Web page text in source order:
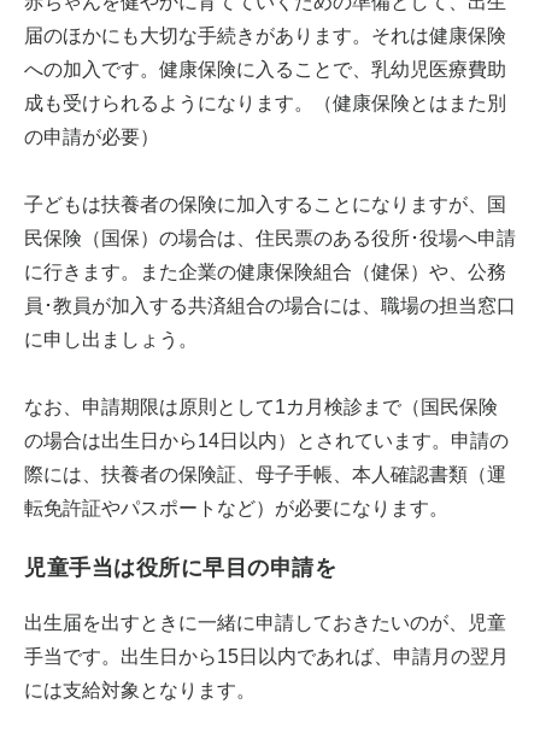
届のほかにも大切な手続きがあります。それは健康保険
への加入です。健康保険に入ることで、乳幼児医療費助
成も受けられるようになります。（健康保険とはまた別
の申請が必要）
子どもは扶養者の保険に加入することになりますが、国
民保険（国保）の場合は、住民票のある役所･役場へ申請
に行きます。また企業の健康保険組合（健保）や、公務
員･教員が加入する共済組合の場合には、職場の担当窓口
に申し出ましょう。
なお、申請期限は原則として1カ月検診まで（国民保険
の場合は出生日から14日以内）とされています。申請の
際には、扶養者の保険証、母子手帳、本人確認書類（運
転免許証やパスポートなど）が必要になります。
児童手当は役所に早目の申請を
出生届を出すときに一緒に申請しておきたいのが、児童
手当です。出生日から15日以内であれば、申請月の翌月
には支給対象となります。